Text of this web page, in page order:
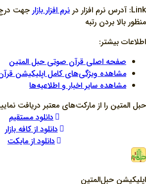
Link: آدرس نرم افزار در
نرم افزار بازار جهت درج
منظور بالا بردن رتبه
اطلاعات بیشتر:
صفحه اصلی قرآن صوتی حبل المتین
مشاهده ویژگی‌های کامل اپلیکیشن
مشاهده سایر اخبار و اطلاعیه‌ها
حبل المتین را از مارکت‌های معتبر دریافت
دانلود مستقیم
دانلود از کافه بازار
دانلود از مایکت
اپلیکیشن حبل‌المتین